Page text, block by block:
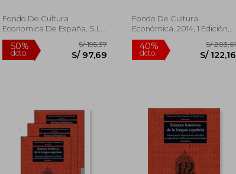
Fondo De Cultura
Economica De España, S.L.,
2006, 1 Edición, Tapa Dura,
Nuevo
50%
dcto.
S/ 195,37
Fondo De Cultura
Económica, 2014, 1 Edición,
Tapa Dura, Nuevo
40%
dcto.